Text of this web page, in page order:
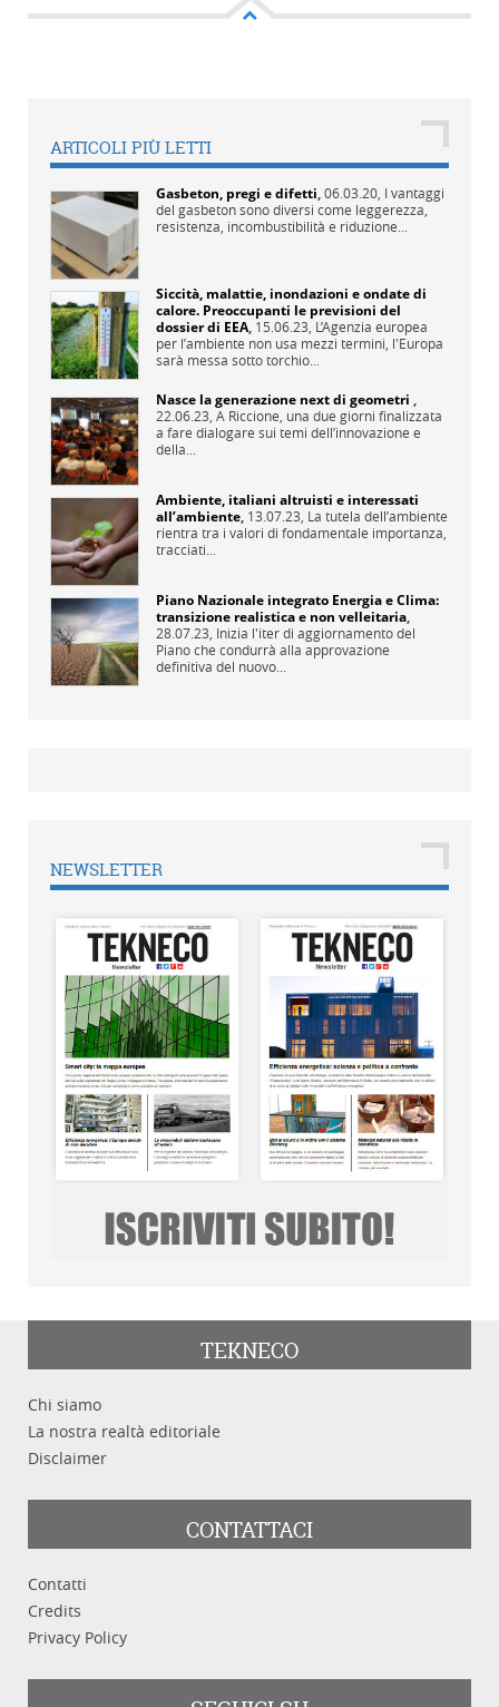
ARTICOLI PIÙ LETTI
Gasbeton, pregi e difetti,06.03.20, I vantaggi
del gasbeton sono diversi come leggerezza,
resistenza, incombustibilità e riduzione...
Siccità, malattie, inondazioni e ondate di
calore. Preoccupanti le previsioni del
dossier di EEA, 15.06.23, L’Agenzia europea
per l’ambiente non usa mezzi termini, l'Europa
sarà messa sotto torchio...
Nasce la generazione next di geometri ,
22.06.23, A Riccione, una due giorni finalizzata
a fare dialogare sui temi dell’innovazione e
della...
Ambiente, italiani altruisti e interessati
all’ambiente, 13.07.23, La tutela dell’ambiente
rientra tra i valori di fondamentale importanza,
tracciati...
Piano Nazionale integrato Energia e Clima:
transizione realistica e non velleitaria,
28.07.23, Inizia l'iter di aggiornamento del
Piano che condurrà alla approvazione
definitiva del nuovo...
NEWSLETTER
TEKNECO
Chi siamo
La nostra realtà editoriale
Disclaimer
CONTATTACI
Contatti
Credits
Privacy Policy